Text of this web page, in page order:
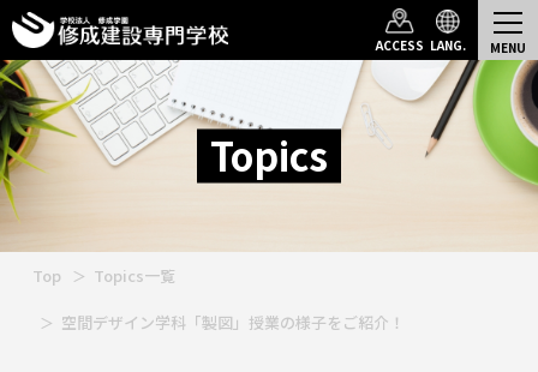
ACCESS LANG.
Topics
Top Topics一覧
空間デザイン学科「製図」授業の様子をご紹介！